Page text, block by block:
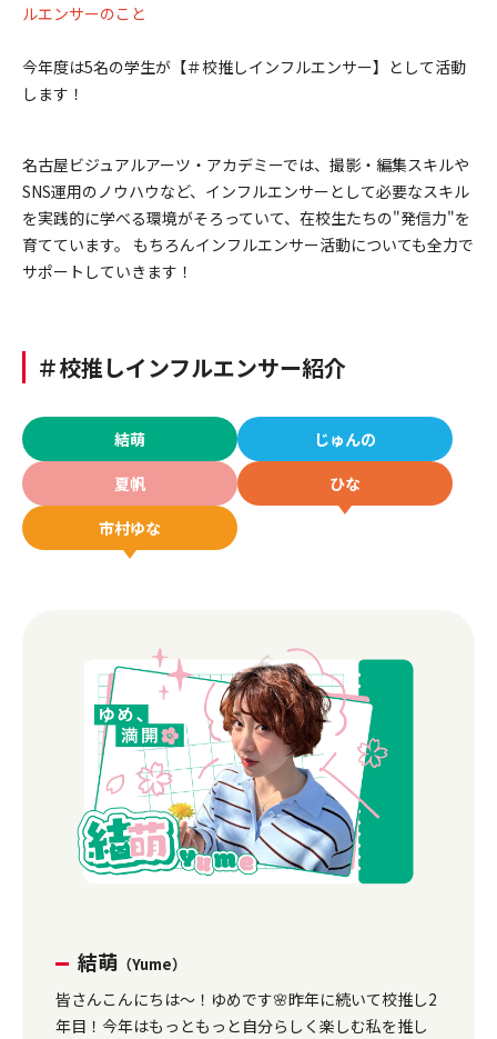
ルエンサーのこと
今年度は5名の学生が【＃校推しインフルエンサー】として活動
します！
名古屋ビジュアルアーツ・アカデミーでは、撮影・編集スキルや
SNS運用のノウハウなど、インフルエンサーとして必要なスキル
を実践的に学べる環境がそろっていて、在校生たちの"発信力"を
育てています。 もちろんインフルエンサー活動についても全力で
サポートしていきます！
＃校推しインフルエンサー紹介
結萌
じゅんの
夏帆
ひな
市村ゆな
結萌 （Yume）
皆さんこんにちは〜！ゆめです🌸昨年に続いて校推し2
年目！今年はもっともっと自分らしく楽しむ私を推し